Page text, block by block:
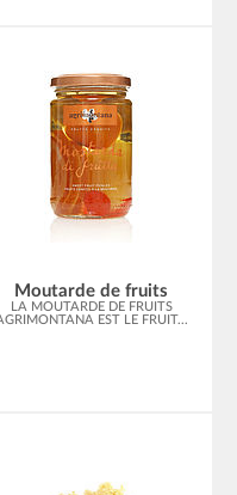
Moutarde de fruits
LA MOUTARDE DE FRUITS
EST LE FRUIT...